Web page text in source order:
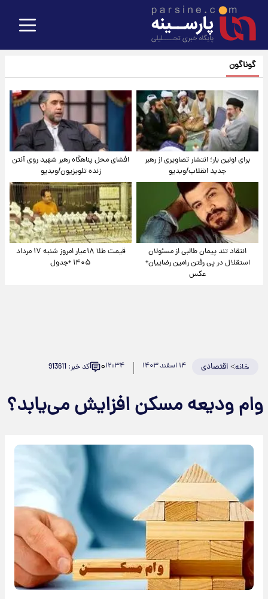
گوناگون
برای اولین بار؛ انتشار تصاویری از رهبر
جدید انقلاب/ویدیو
افشای محل پناهگاه‌ رهبر شهید روی آنتن
زنده تلویزیون/ویدیو
انتقاد تند پیمان طالبی از مسئولان
استقلال در پی رفتن رامین رضاییان+
عکس
قیمت طلا ۱۸عیار امروز شنبه ۱۷ مرداد
۱۴۰۵ +جدول
خانه>اقتصادی ۱۴ اسفند ۱۴۰۳ ۱۲:۳۴۰ کد خبر: 913611
وام ودیعه مسکن افزایش می‌یابد؟